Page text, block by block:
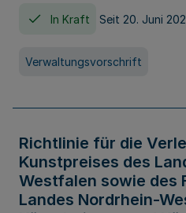
In Kraft Seit 20. Juni
Verwaltungsvorschrift
Richtlinie für die
Kunstpreises des
Westfalen sowie des
Landes Nordrhein-